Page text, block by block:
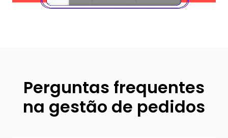
Perguntas frequentes
na gestão de pedidos